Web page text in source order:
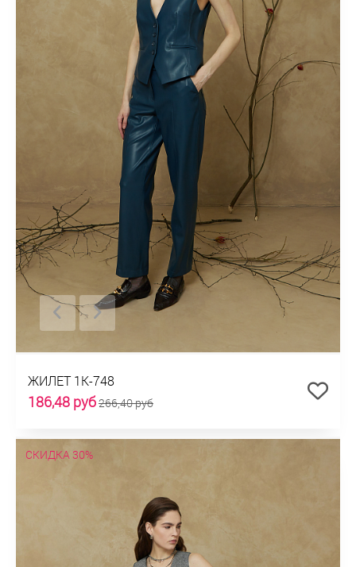
ЖИЛЕТ 1К-748
186,48 руб266,40 руб
СКИДКА 30%